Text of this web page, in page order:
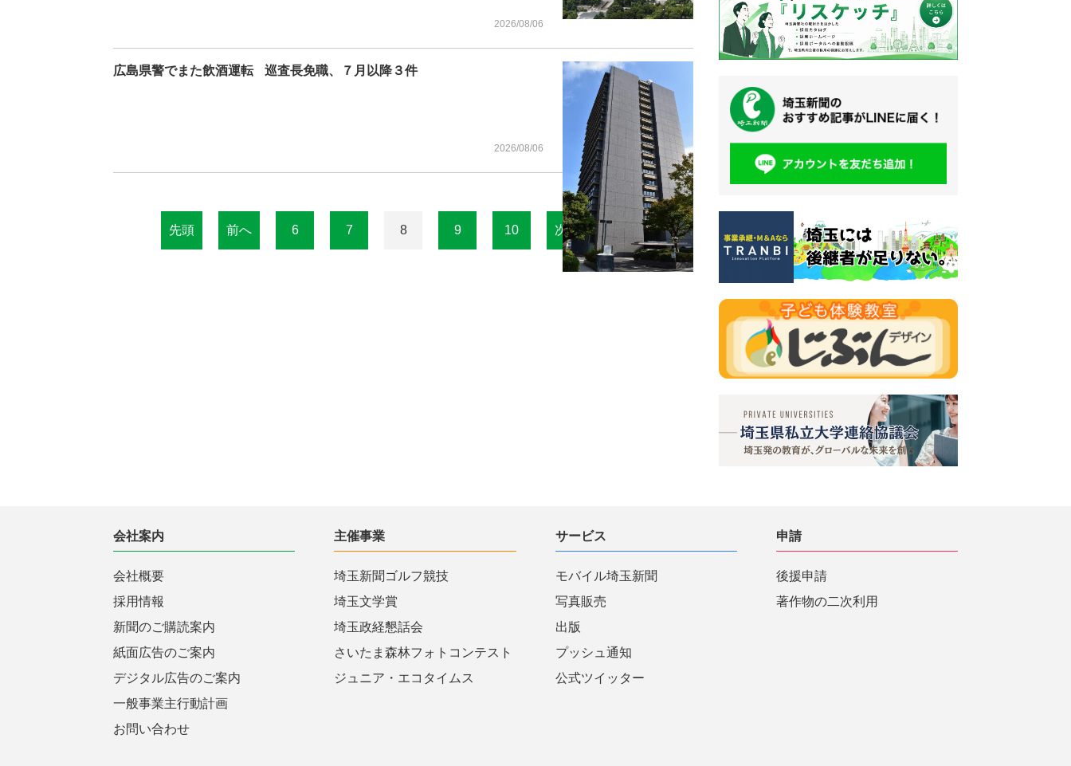
2026/08/06
広島県警でまた飲酒運転 巡査長免職、７月以降３件
2026/08/06
先頭 前へ 6 7 8 9 10 次へ 最終
会社案内
会社概要
採用情報
新聞のご購読案内
紙面広告のご案内
デジタル広告のご案内
一般事業主行動計画
お問い合わせ
主催事業
埼玉新聞ゴルフ競技
埼玉文学賞
埼玉政経懇話会
さいたま森林フォトコンテスト
ジュニア・エコタイムス
サービス
モバイル埼玉新聞
写真販売
出版
プッシュ通知
公式ツイッター
申請
後援申請
著作物の二次利用